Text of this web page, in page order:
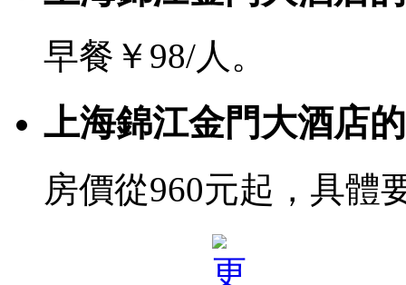
早餐￥98/人。
上海錦江金門大酒店
房價從960元起，具體